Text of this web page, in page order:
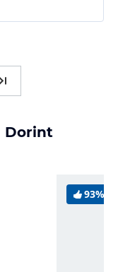
Dorint
93%